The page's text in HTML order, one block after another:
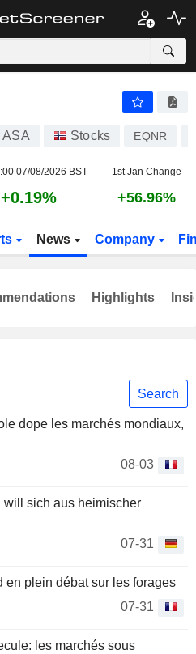
Stocks EQNR
07/08/2026 BST 1st Jan Change
+0.19% +56.96%
News Company
Search
dope les marchés mondiaux,
08-03
will sich aus heimischer
07-31
en plein débat sur les forages
07-31
les marchés sous
Highlights